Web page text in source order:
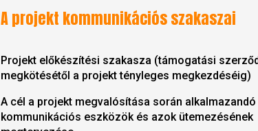
A projekt kommunikációs szakaszai
Projekt előkészítési szakasza (támogatási
megkötésétől a projekt tényleges megkezdéséig)
A cél a projekt megvalósítása során alkalmazandó
kommunikációs eszközök és azok ütemezésének